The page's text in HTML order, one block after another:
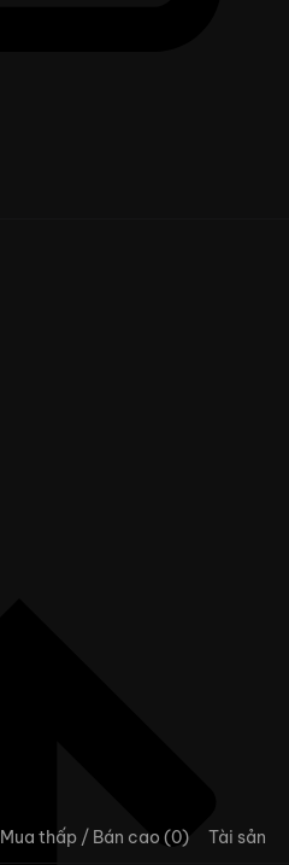
Mua thấp / Bán cao (0)
Tài sản